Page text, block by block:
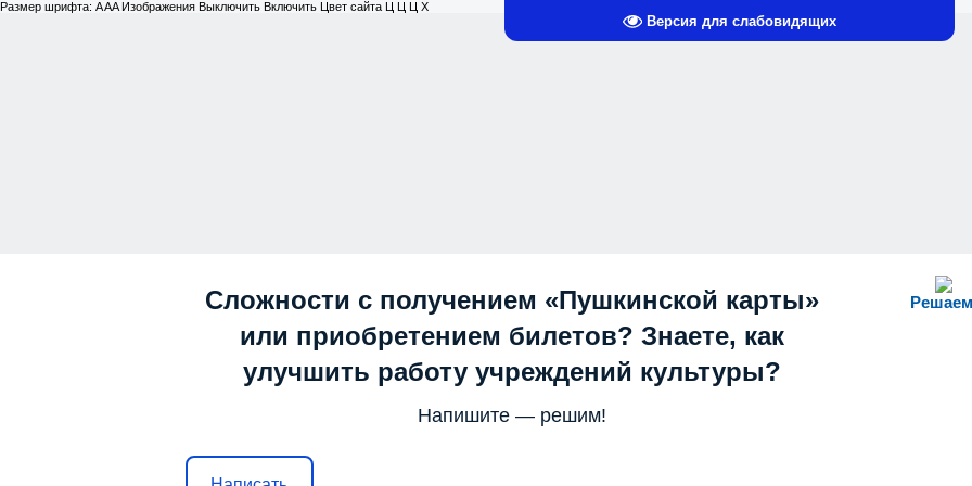
Версия для слабовидящих
Размер шрифта: AAAИзображения Выключить Включить Цвет сайта Ц Ц Ц Х
Сложности с получением «Пушкинской карты»
или приобретением билетов? Знаете, как
улучшить работу учреждений культуры?
Напишите — решим!